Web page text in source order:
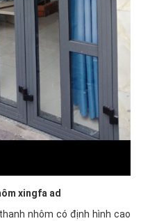
xingfa ad
nhôm có định hình cao